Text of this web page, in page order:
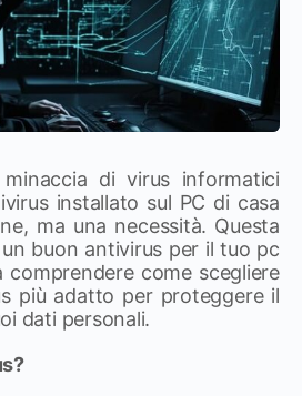
di virus informatici
installato sul PC di casa
ma una necessità. Questa
buon antivirus per il tuo pc
comprendere come scegliere
più adatto per proteggere il
dati personali.